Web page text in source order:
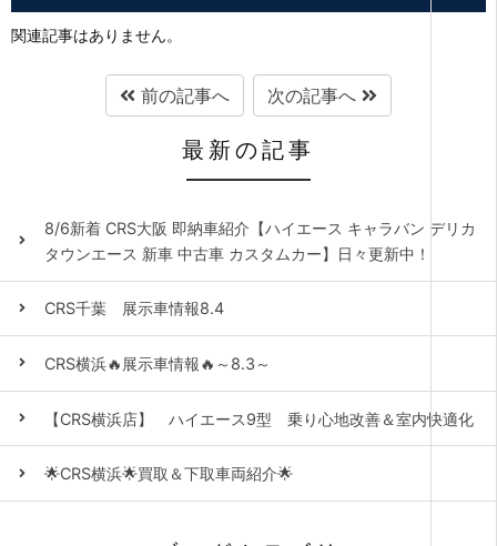
関連記事はありません。
前の記事へ 次の記事へ
最新の記事
8/6新着 CRS大阪 即納車紹介【ハイエース キャラバン デリカ
タウンエース 新車 中古車 カスタムカー】日々更新中！
CRS千葉 展示車情報8.4
CRS横浜🔥展示車情報🔥～8.3～
【CRS横浜店】 ハイエース9型 乗り心地改善＆室内快適化
🌟CRS横浜🌟買取＆下取車両紹介🌟